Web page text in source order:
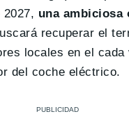
2027, una ambiciosa
recuperar el
locales en el cada
del coche eléctrico.